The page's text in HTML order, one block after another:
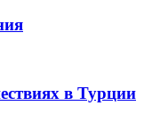
в Турции